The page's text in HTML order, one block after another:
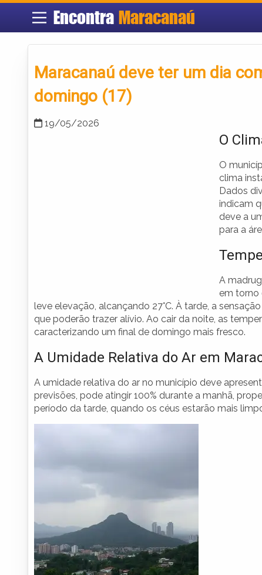
Encontra Maracanaú
Maracanaú deve ter um dia
domingo (17)
19/05/2026
O
O
clima
Dados
indicam
deve a
para a
A
em torno
leve elevação, alcançando 27°C. À tarde, a
que poderão trazer alívio. Ao cair da noite, as
caracterizando um final de domingo mais fresco.
A Umidade Relativa do Ar em
A umidade relativa do ar no município deve
previsões, pode atingir 100% durante a manhã,
período da tarde, quando os céus estarão mais